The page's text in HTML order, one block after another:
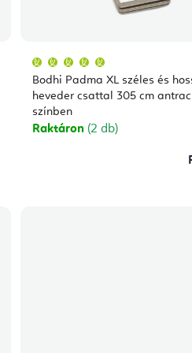
Bodhi Padma XL széles és
heveder csattal 305 cm
színben
átlagos
értékelése
5-
csillag.
Raktáron (2 db)